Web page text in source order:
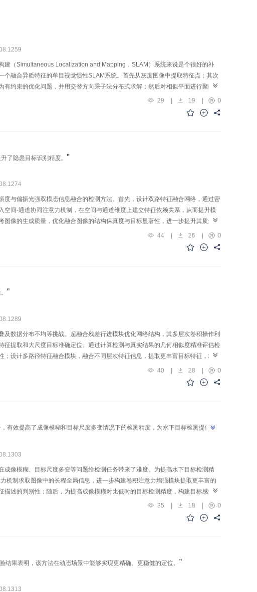
建（Simultaneous Localization and Mapping，SLAM）系统来说是个很好的补
融合异质特征的单目视觉惯性SLAM系统。首先从灰度图像中提取特征点；其次
约束的优化问题，并用交替方向乘子法分布式求解；然后对相似平面进行聚类，
征的几何约束，通过误差模型同时优化相机运动以及平面参数。与典型的视觉惯
Ⅵ数据集的绝对轨迹误差平均值降低了40%。该方法能够在结构化场景中稳
29 19
0
了隐患目标识别精度。 ”
与偏振光强双模态信息融合的检测方法。首先，设计双路特征融合网络，通过密
间-通道协同注意力机制，在空间与通道维度上建立特征依赖关系，从而提升模
像的生成质量，优化融合图像的结构保真度与目标显著性，进一步提升其质量。
显著的性能提升。同时，通过消融实验进一步验证了网络模块和损失函数的有效
了91.5%，同时mAP@0.5指标也达到了0.916，在客观评价方面优于对比方法，提
44 26
0
”
数据分布不均等挑战。超融合残差行进模块优化网络结构，其多层次卷积操作利
提取和大尺度目标准确定位。通过计算检测与真实结果的几何相似度精准评估检
设计多路径特征融合模块，融合不同层次特征信息，提取更丰富目标特征，增强
，mRecall，mAP和mF1 Score分别提高了0.041 9，0.104 0，0.045 5
高了0.022 1，0.103 4，0.061 9和0.087 5。充分证明了所提出超融合残差行进几
40 | 28 |
0
有效提高了成像模糊和目标尺度多变情况下的检测精度，为水下目标检测提供了
像模糊、目标尺度多变等问题给检测任务带来了难度。为提高水下目标检测精
机制求取图像中的长程全局信息，进一步构建卷积注意力增强模块提取更丰富的
述的判别性；随后，为提高成像模糊对比低时的目标检测精度，构建目标感知增
并通过在二阶段引入自注意力机制，抑制背景或次要信息干扰。进一步引入目标
m AP 0.5 0.95
和AP 50 分别
标均具有良好的检测准确性和鲁棒性。
35 18
0
果表明，该方法在动态场景中能够实现更精确、更稳健的定位。 ”